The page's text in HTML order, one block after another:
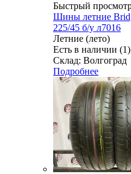
Быстрый
Шины летние
225/45 б/у л7016
Летние (лето)
Есть в наличии (1)
Склад: Волгоград
Подробнее